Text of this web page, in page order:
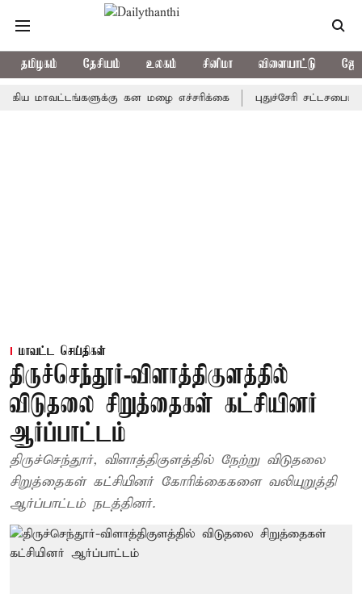
தமிழகம் தேசியம் உலகம் சினிமா விளையாட்டு
கன மழை எச்சரிக்கை புதுச்சேரி சட்டசபையில்
மாவட்ட செய்திகள்
திருச்செந்தூர்-விளாத்திகுளத்தில்
விடுதலை சிறுத்தைகள் கட்சியினர்
ஆர்ப்பாட்டம்
திருச்செந்தூர், விளாத்திகுளத்தில் நேற்று விடுதலை
சிறுத்தைகள் கட்சியினர் கோரிக்கைகளை வலியுறுத்தி
ஆர்ப்பாட்டம் நடத்தினர்.